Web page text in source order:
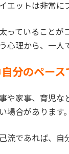
エットは非常に
太っていること
心理から、一人
分のペース
や家事、育児な
場合があります。
流であれば、自